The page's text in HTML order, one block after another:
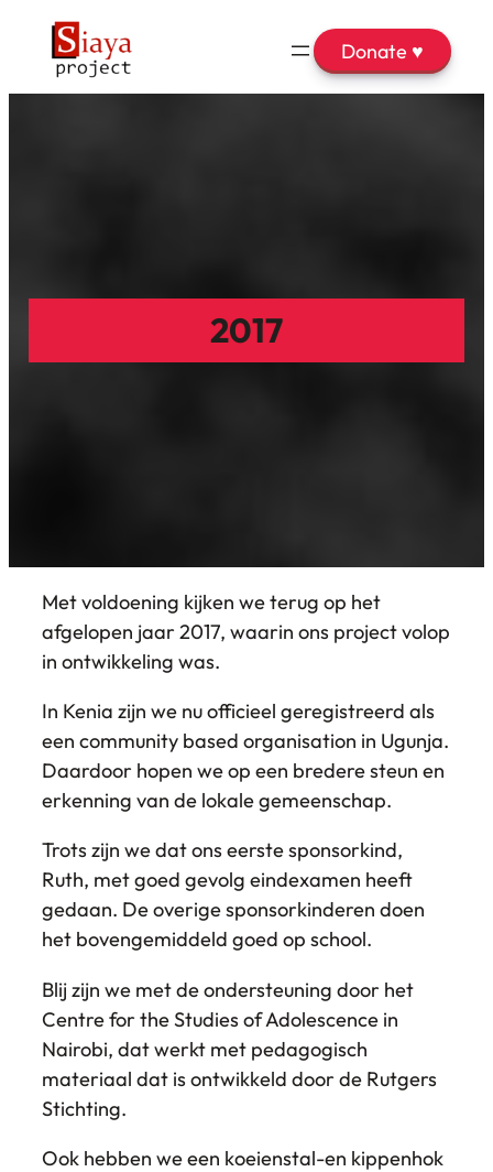
Donate ♥
2017
Met voldoening kijken we terug op het
afgelopen jaar 2017, waarin ons project volop
in ontwikkeling was.
In Kenia zijn we nu officieel geregistreerd als
een community based organisation in Ugunja.
Daardoor hopen we op een bredere steun en
erkenning van de lokale gemeenschap.
Trots zijn we dat ons eerste sponsorkind,
Ruth, met goed gevolg eindexamen heeft
gedaan. De overige sponsorkinderen doen
het bovengemiddeld goed op school.
Blij zijn we met de ondersteuning door het
Centre for the Studies of Adolescence in
Nairobi, dat werkt met pedagogisch
materiaal dat is ontwikkeld door de Rutgers
Stichting.
Ook hebben we een koeienstal-en kippenhok